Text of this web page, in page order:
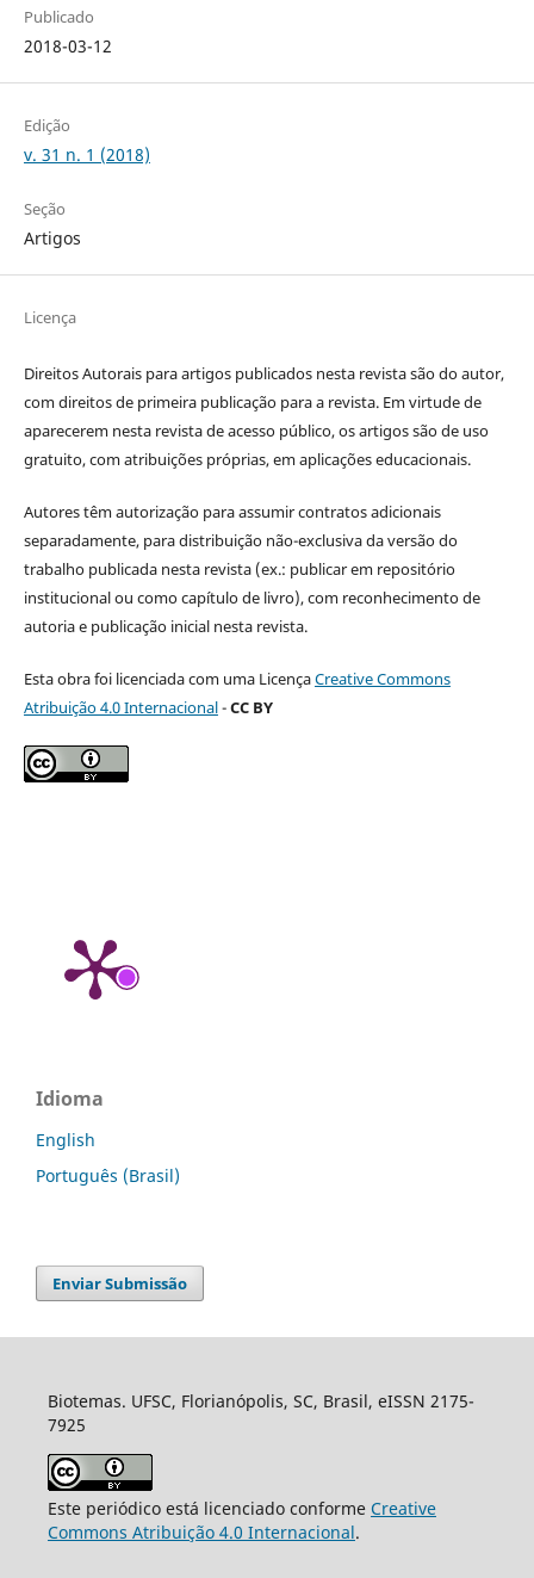
Publicado
2018-03-12
Edição
v. 31 n. 1 (2018)
Seção
Artigos
Licença
Direitos Autorais para artigos publicados nesta revista são do autor,
com direitos de primeira publicação para a revista. Em virtude de
aparecerem nesta revista de acesso público, os artigos são de uso
gratuito, com atribuições próprias, em aplicações educacionais.
Autores têm autorização para assumir contratos adicionais
separadamente, para distribuição não-exclusiva da versão do
trabalho publicada nesta revista (ex.: publicar em repositório
institucional ou como capítulo de livro), com reconhecimento de
autoria e publicação inicial nesta revista.
Esta obra foi licenciada com uma LicençaCreative Commons
Atribuição 4.0 Internacional-CC BY
Idioma
English
Português (Brasil)
Enviar Submissão
Biotemas. UFSC, Florianópolis, SC, Brasil, eISSN 2175-
7925
Este periódico está licenciado conforme Creative
Commons Atribuição 4.0 Internacional.